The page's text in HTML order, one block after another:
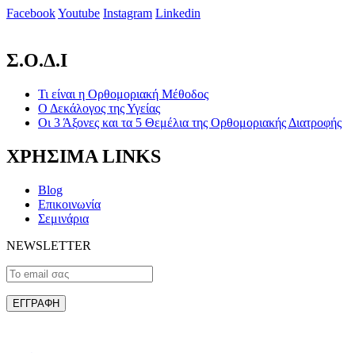
FacebookYoutube Instagram Linkedin
Σ.Ο.Δ.Ι
Τι είναι η Ορθομοριακή Μέθοδος
Ο Δεκάλογος της Υγείας
Οι 3 Άξονες και τα 5 Θεμέλια της Ορθομοριακής Διατροφής
ΧΡΗΣΙΜΑ LINKS
Blog
Επικοινωνία
Σεμινάρια
NEWSLETTER